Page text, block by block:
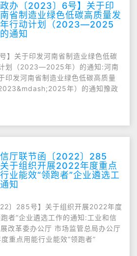
政办〔2023〕6号】关于印
省制造业绿色低碳高质量发
行动计划（2023—2025
通知
】关于印发河南省制造业绿色低碳
划（2023—2025年）的通知:河南
印发河南省制造业绿色低碳高质量
年）的通知豫政
信厅联节函〔2022〕285
于组织开展2022年度重点
业能效“领跑者”企业遴选工
知
〕285号】关于组织开展2022年度
者”企业遴选工作的通知:工业和信
改革委办公厅 市场监管总局办公厅
重点用能行业能效“领跑者”